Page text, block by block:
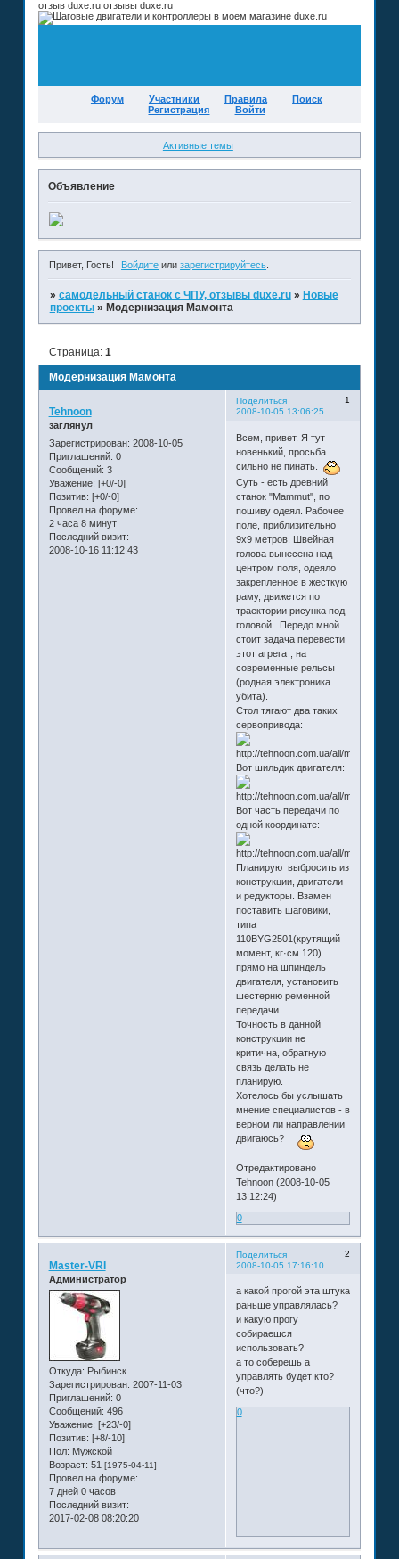
отзыв duxe.ru отзывы duxe.ru
Форум Участники Правила
Поиск
Регистрация
Войти
Активные темы
Объявление
Привет, Гость! Войдите илизарегистрируйтесь
» самодельный станок с ЧПУ, отзывы duxe.ru » Новые
проекты » Модернизация Мамонта
Модернизация Мамонта
Страница: 1
Поделиться
1
2008-10-05 13:06:25
Tehnoon
заглянул
Зарегистрирован: 2008-10-05
Приглашений: 0
Сообщений: 3
Уважение: [+0/-0]
Позитив: [+0/-0]
Провел на форуме:
2 часа 8 минут
Последний визит:
2008-10-16 11:12:43
Всем, привет. Я тут
новенький, просьба
сильно не пинать.
Суть - есть древний
станок "Mammut", по
пошиву одеял. Рабочее
поле, приблизительно
9х9 метров. Швейная
голова вынесена над
центром поля, одеяло
закрепленное в жесткую
раму, движется по
траектории рисунка под
головой. Передо мной
стоит задача перевести
этот агрегат, на
современные рельсы
(родная электроника
убита).
Стол тягают два таких
сервопривода:
Вот шильдик двигателя:
Вот часть передачи по
одной координате:
Планирую выбросить из
конструкции, двигатели
и редукторы. Взамен
поставить шаговики,
типа
110BYG2501(крутящий
момент, кг·см 120)
прямо на шпиндель
двигателя, установить
шестерню ременной
передачи.
Точность в данной
конструкции не
критична, обратную
связь делать не
планирую.
Хотелось бы услышать
мнение специалистов - в
верном ли направлении
двигаюсь?
Отредактировано
Tehnoon (2008-10-05
13:12:24)
0
Поделиться
2
2008-10-05 17:16:10
Master-VRI
Администратор
Откуда: Рыбинск
Зарегистрирован: 2007-11-03
Приглашений: 0
Сообщений: 496
Уважение: [+23/-0]
Позитив: [+8/-10]
Пол: Мужской
Возраст: 51 [1975-04-11]
Провел на форуме:
7 дней 0 часов
Последний визит:
2017-02-08 08:20:20
а какой прогой эта штука
раньше управлялась?
и какую прогу
собираешся
использовать?
а то соберешь а
управлять будет кто?
(что?)
0